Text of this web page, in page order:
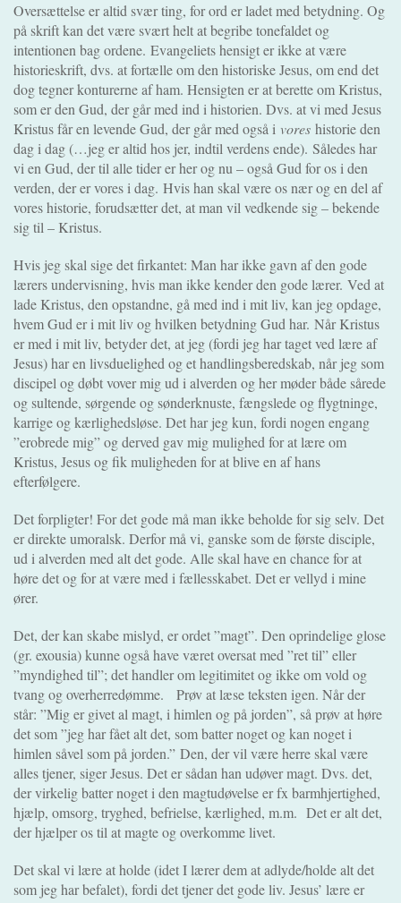
Oversættelse er altid svær ting, for ord er ladet med betydning. Og
på skrift kan det være svært helt at begribe tonefaldet og
intentionen bag ordene. Evangeliets hensigt er ikke at være
historieskrift, dvs. at fortælle om den historiske Jesus, om end det
dog tegner konturerne af ham. Hensigten er at berette om Kristus,
som er den Gud, der går med ind i historien. Dvs. at vi med Jesus
Kristus får en levende Gud, der går med også i vores historie den
dag i dag (…jeg er altid hos jer, indtil verdens ende). Således har
vi en Gud, der til alle tider er her og nu – også Gud for os i den
verden, der er vores i dag. Hvis han skal være os nær og en del af
vores historie, forudsætter det, at man vil vedkende sig – bekende
sig til – Kristus.
Hvis jeg skal sige det firkantet: Man har ikke gavn af den gode
lærers undervisning, hvis man ikke kender den gode lærer. Ved at
lade Kristus, den opstandne, gå med ind i mit liv, kan jeg opdage,
hvem Gud er i mit liv og hvilken betydning Gud har. Når Kristus
er med i mit liv, betyder det, at jeg (fordi jeg har taget ved lære af
Jesus) har en livsduelighed og et handlingsberedskab, når jeg som
discipel og døbt vover mig ud i alverden og her møder både sårede
og sultende, sørgende og sønderknuste, fængslede og flygtninge,
karrige og kærlighedsløse. Det har jeg kun, fordi nogen engang
”erobrede mig” og derved gav mig mulighed for at lære om
Kristus, Jesus og fik muligheden for at blive en af hans
efterfølgere.
Det forpligter! For det gode må man ikke beholde for sig selv. Det
er direkte umoralsk. Derfor må vi, ganske som de første disciple,
ud i alverden med alt det gode. Alle skal have en chance for at
høre det og for at være med i fællesskabet. Det er vellyd i mine
ører.
Det, der kan skabe mislyd, er ordet ”magt”. Den oprindelige glose
(gr. exousia) kunne også have været oversat med ”ret til” eller
”myndighed til”; det handler om legitimitet og ikke om vold og
tvang og overherredømme. Prøv at læse teksten igen. Når der
står: ”Mig er givet al magt, i himlen og på jorden”, så prøv at høre
det som ”jeg har fået alt det, som batter noget og kan noget i
himlen såvel som på jorden.” Den, der vil være herre skal være
alles tjener, siger Jesus. Det er sådan han udøver magt. Dvs. det,
der virkelig batter noget i den magtudøvelse er fx barmhjertighed,
hjælp, omsorg, tryghed, befrielse, kærlighed, m.m. Det er alt det,
der hjælper os til at magte og overkomme livet.
Det skal vi lære at holde (idet I lærer dem at adlyde/holde alt det
som jeg har befalet), fordi det tjener det gode liv. Jesus’ lære er